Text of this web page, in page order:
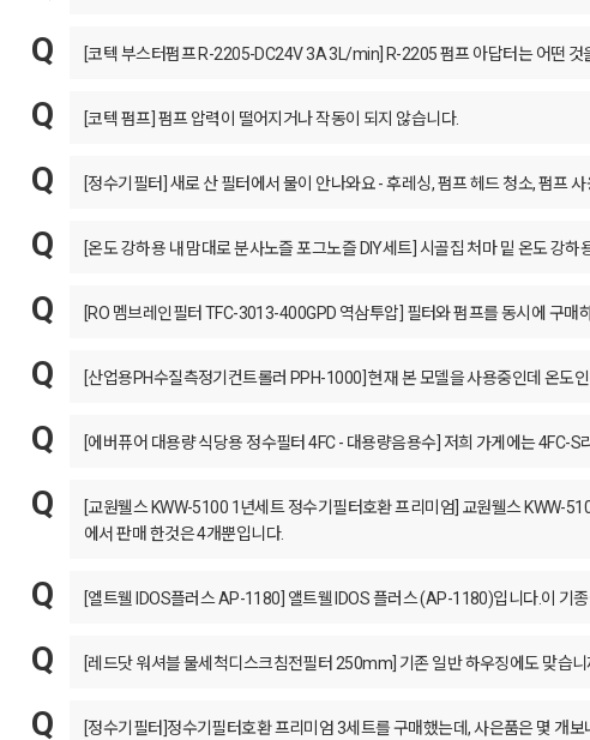
[코텍 부스터펌프 R-2205-DC24V 3A 3L/min] R-2205 펌프 아답터는 어떤 것
[코텍 펌프] 펌프 압력이 떨어지거나 작동이 되지 않습니다.
[정수기필터] 새로 산 필터에서 물이 안나와요 - 후레싱, 펌프 헤드 청소, 펌프
[온도 강하용 내 맘대로 분사노즐 포그노즐 DIY세트] 시골집 처마 밑 온도 강
[RO 멤브레인필터 TFC-3013-400GPD 역삼투압] 필터와 펌프를 동시에 구
[산업용PH수질측정기컨트롤러 PPH-1000] 현재 본 모델을 사용중인데 온도
[에버퓨어 대용량 식당용 정수필터 4FC - 대용량음용수] 저희 가게에는 4FC-
[교원웰스 KWW-5100 1년세트 정수기필터호환 프리미엄] 교원웰스 KWW-
에서 판매 한것은 4개뿐입니다.
[엘트웰 IDOS플러스 AP-1180] 앨트웰 IDOS 플러스 (AP-1180)입니다.이 기
[레드닷 워셔블 물세척디스크침전필터 250mm] 기존 일반 하우징에도 맞습니
[정수기필터]정수기필터호환 프리미엄 3세트를 구매했는데, 사은품은 몇 개보